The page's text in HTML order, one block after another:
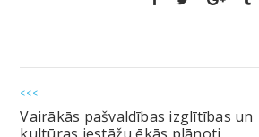
<<<
Vairākās pašvaldības izglītības un